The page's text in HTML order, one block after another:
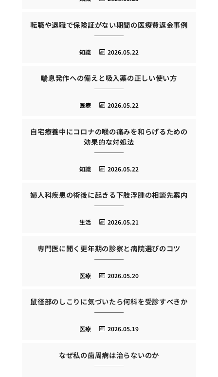
転職や退職で保険証がない期間の医療費返金事例
2026.05.22
知識
喘息発作への備えと吸入薬の正しい使い方
2026.05.22
医療
自宅療養中にコロナの喉の痛みを和らげるための
効果的な対処法
2026.05.22
知識
婦人科疾患の術後に起きる下肢浮腫の相談先案内
2026.05.21
生活
専門医に聞く更年期の診察と病院選びのコツ
2026.05.20
医療
鼠径部のしこりに気づいたら何科を受診すべきか
2026.05.19
医療
なぜ私の歯周病は治らないのか